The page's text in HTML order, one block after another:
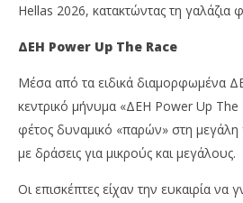
Hellas 2026, κατακτώντας τη γαλάζια
ΔΕΗ Power Up The Race
Μέσα από τα ειδικά διαμορφωμένα
κεντρικό μήνυμα «ΔΕΗ Power Up
φέτος δυναμικό «παρών» στη
με δράσεις για μικρούς και μεγάλους.
Οι επισκέπτες είχαν την ευκαιρία να